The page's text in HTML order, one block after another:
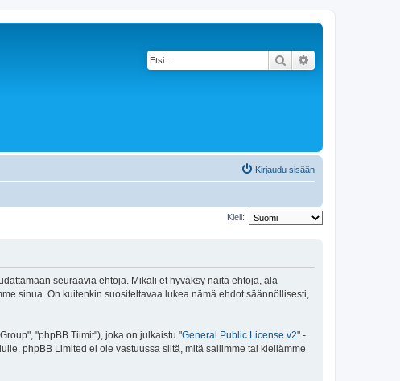
Etsi
Kirjaudu sisään
Kieli:
seuraavia ehtoja. Mikäli et hyväksy näitä ehtoja, älä
sinua. On kuitenkin suositeltavaa lukea nämä ehdot säännöllisesti,
"phpBB Tiimit"), joka on julkaistu "General Public License v2" -
phpBB Limited ei ole vastuussa siitä, mitä sallimme tai kiellämme